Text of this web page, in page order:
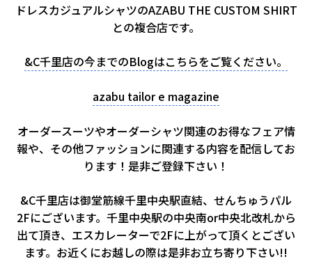
ドレスカジュアルシャツのAZABU THE CUSTOM SHIRT
との複合店です。
&C千里店の今までのBlogはこちらをご覧ください。
azabu tailor e magazine
オーダースーツやオーダーシャツ関連のお得なフェア情
報や、その他ファッションに関連する内容を配信してお
ります！是非ご登録下さい！
&C千里店は御堂筋線千里中央駅直結、せんちゅうパル
2Fにございます。千里中央駅の中央南or中央北改札から
出て頂き、エスカレーターで2Fに上がって頂くとござい
ます。お近くにお越しの際は是非お立ち寄り下さい!!